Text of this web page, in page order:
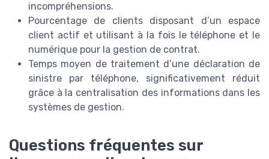
incompréhensions.
Pourcentage de clients disposant d’un espace
client actif et utilisant à la fois le téléphone et le
numérique pour la gestion de contrat.
Temps moyen de traitement d’une déclaration de
sinistre par téléphone, significativement réduit
grâce à la centralisation des informations dans les
systèmes de gestion.
Questions fréquentes sur